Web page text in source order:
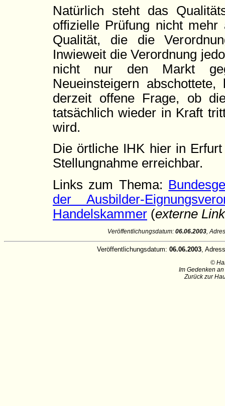
Natürlich steht das
offizielle Prüfung nicht
Qualität, die die
Inwieweit die Verordnung
nicht nur den Markt
Neueinsteigern
derzeit offene Frage, ob
tatsächlich wieder in Kraft
wird.
Die örtliche IHK hier in
Stellungnahme erreichbar.
Links zum Thema:
der Ausbilder-
Handelskammer (externe
Veröffentlichungsdatum: 06.06.2003,
Veröffentlichungsdatum: 06.06.2003 ,
©
Im Gedenken
Zurück zur